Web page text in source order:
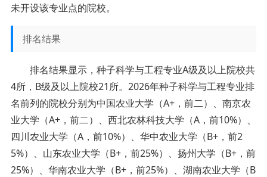
未开设该专业点的院校。
排名结果
排名结果显示，种子科学与工程专业A级及以上院校共
4所，B级及以上院校21所。2026年种子科学与工程专业排
名前列的院校分别为中国农业大学（A+，前二）、南京农
业大学（A+，前二）、西北农林科技大学（A，前10%）、
四川农业大学（A，前10%）、华中农业大学（B+，前2
5%）、山东农业大学（B+，前25%）、扬州大学（B+，前
25%）、华南农业大学（B+，前25%）、湖南农业大学（B